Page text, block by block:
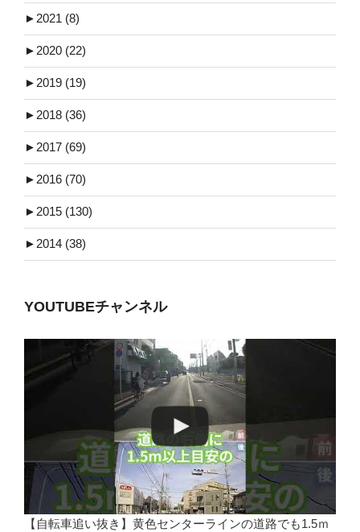
► 2021 (8)
► 2020 (22)
► 2019 (19)
► 2018 (36)
► 2017 (69)
► 2016 (70)
► 2015 (130)
► 2014 (38)
YOUTUBEチャンネル
【自転車追い抜き】黄色センターラインの道路でも1.5ｍ